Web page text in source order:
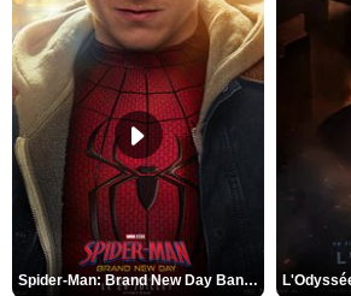
Spider-Man: Brand New Day Bande-annonce VO STFR